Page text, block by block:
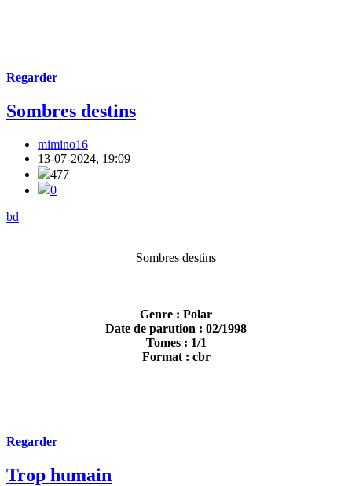
Regarder
Sombres destins
mimino16
13-07-2024, 19:09
477
0
bd
Sombres destins
Genre : Polar
Date de parution : 02/1998
Tomes : 1/1
Format : cbr
Regarder
Trop humain